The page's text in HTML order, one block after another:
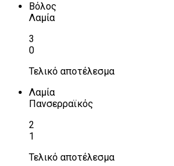
Βόλος
Λαμία
3
0
Τελικό αποτέλεσμα
Λαμία
Πανσερραϊκός
2
1
Τελικό αποτέλεσμα